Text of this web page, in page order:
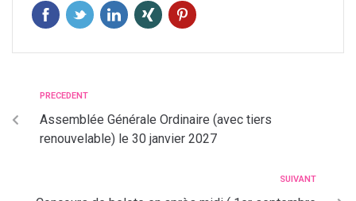
PRECEDENT
Assemblée Générale Ordinaire (avec tiers
renouvelable) le 30 janvier 2027
SUIVANT